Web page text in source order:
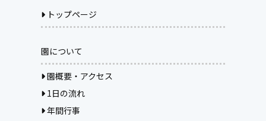
トップページ
園について
園概要・アクセス
1日の流れ
年間行事